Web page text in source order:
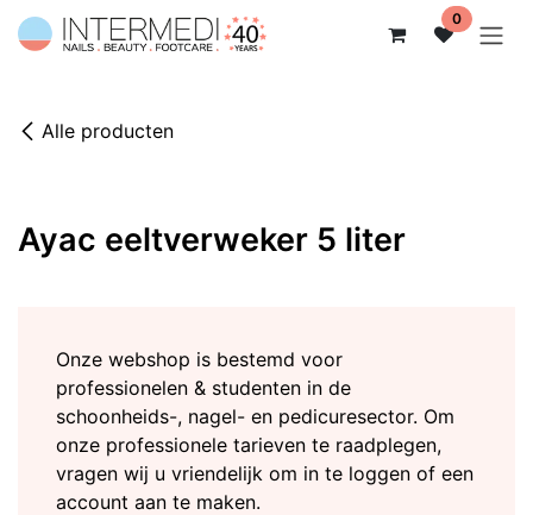
Overslaan naar inhoud 0
Alle producten
Ayac eeltverweker 5 liter
Onze webshop is bestemd voor
professionelen & studenten in de
schoonheids-, nagel- en pedicuresector. Om
onze professionele tarieven te raadplegen,
vragen wij u vriendelijk om in te loggen of een
account aan te maken.